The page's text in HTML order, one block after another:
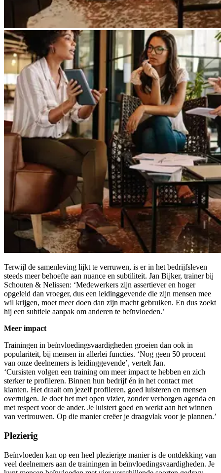
Terwijl de samenleving lijkt te verruwen, is er in het bedrijfsleven
steeds meer behoefte aan nuance en subtiliteit. Jan Bijker, trainer bij
Schouten & Nelissen: ‘Medewerkers zijn assertiever en hoger
opgeleid dan vroeger, dus een leidinggevende die zijn mensen mee
wil krijgen, moet meer doen dan zijn macht gebruiken. En dus zoekt
hij een subtiele aanpak om anderen te beïnvloeden.’
Meer impact
Trainingen in beïnvloedingsvaardigheden groeien dan ook in
populariteit, bij mensen in allerlei functies. ‘Nog geen 50 procent
van onze deelnemers is leidinggevende’, vertelt Jan.
‘Cursisten volgen een training om meer impact te hebben en zich
sterker te profileren. Binnen hun bedrijf én in het contact met
klanten. Het draait om jezelf profileren, goed luisteren en mensen
overtuigen. Je doet het met open vizier, zonder verborgen agenda en
met respect voor de ander. Je luistert goed en werkt aan het winnen
van vertrouwen. Op die manier creëer je draagvlak voor je plannen.’
Plezierig
Beïnvloeden kan op een heel plezierige manier is de ontdekking van
veel deelnemers aan de trainingen in beïnvloedingsvaardigheden. Je